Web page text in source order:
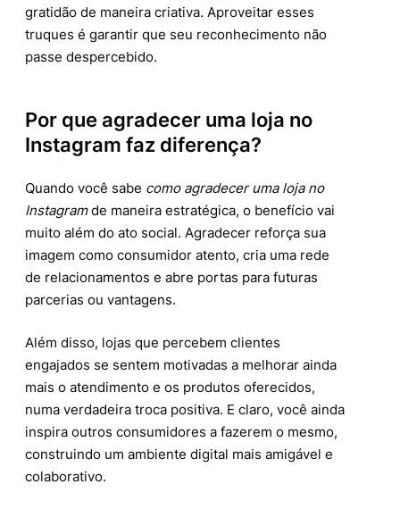
gratidão de maneira criativa. Aproveitar esses
truques é garantir que seu reconhecimento não
passe despercebido.
Por que agradecer uma loja no
Instagram faz diferença?
Quando você sabe como agradecer uma loja no
Instagramde maneira estratégica, o benefício vai
muito além do ato social. Agradecer reforça sua
imagem como consumidor atento, cria uma rede
de relacionamentos e abre portas para futuras
parcerias ou vantagens.
Além disso, lojas que percebem clientes
engajados se sentem motivadas a melhorar ainda
mais o atendimento e os produtos oferecidos,
numa verdadeira troca positiva. E claro, você ainda
inspira outros consumidores a fazerem o mesmo,
construindo um ambiente digital mais amigável e
colaborativo.